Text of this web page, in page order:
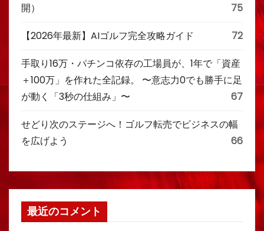
開）
75
【2026年最新】AIゴルフ完全攻略ガイド 72
手取り16万・パチンコ依存の工場員が、1年で「資産
＋100万」を作れた全記録。 〜意志力0でも勝手に足
が動く「3秒の仕組み」〜
67
せどり次のステージへ！ゴルフ転売でビジネスの幅
を広げよう
66
最近のコメント